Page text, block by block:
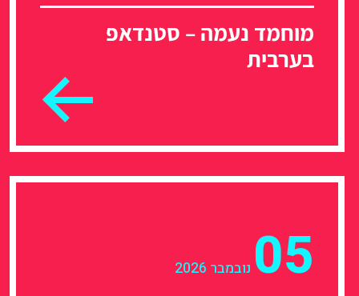
מוחמד נעמה – סטנדאפ
בערבית
05 נובמבר 2026